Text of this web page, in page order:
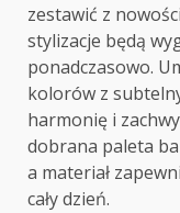
zestawić z
stylizacje będą
ponadczasowo.
kolorów z
harmonię i
dobrana paleta
a materiał
cały dzień.